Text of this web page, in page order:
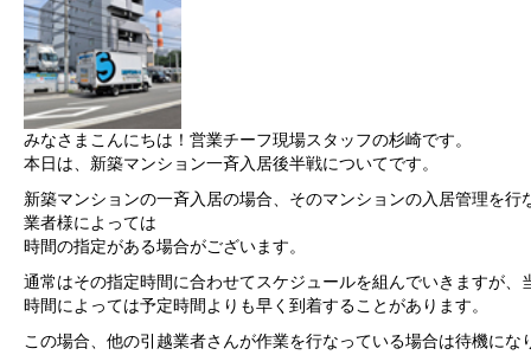
みなさまこんにちは！営業チーフ現場スタッフの杉崎です。
本日は、新築マンション一斉入居後半戦についてです。
新築マンションの一斉入居の場合、そのマンションの入居管理を行
業者様によっては
時間の指定がある場合がございます。
通常はその指定時間に合わせてスケジュールを組んでいきますが、
時間によっては予定時間よりも早く到着することがあります。
この場合、他の引越業者さんが作業を行なっている場合は待機にな